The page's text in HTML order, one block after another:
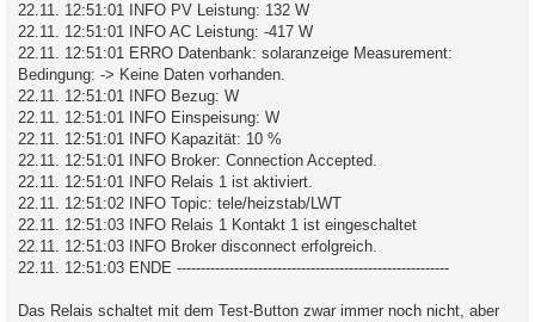
22.11. 12:51:01 INFO PV Leistung: 132 W
22.11. 12:51:01 INFO AC Leistung: -417 W
22.11. 12:51:01 ERRO Datenbank: solaranzeige Measurement:
Bedingung: -> Keine Daten vorhanden.
22.11. 12:51:01 INFO Bezug: W
22.11. 12:51:01 INFO Einspeisung: W
22.11. 12:51:01 INFO Kapazität: 10 %
22.11. 12:51:01 INFO Broker: Connection Accepted.
22.11. 12:51:01 INFO Relais 1 ist aktiviert.
22.11. 12:51:02 INFO Topic: tele/heizstab/LWT
22.11. 12:51:03 INFO Relais 1 Kontakt 1 ist eingeschaltet
22.11. 12:51:03 INFO Broker disconnect erfolgreich.
22.11. 12:51:03 ENDE ---------------------------------------------------------
Das Relais schaltet mit dem Test-Button zwar immer noch nicht, aber